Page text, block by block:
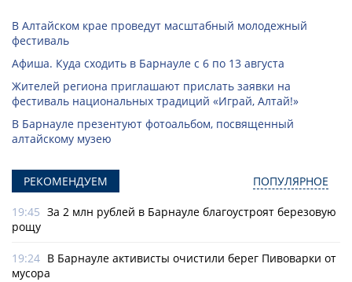
В Алтайском крае проведут масштабный молодежный
фестиваль
Афиша. Куда сходить в Барнауле с 6 по 13 августа
Жителей региона приглашают прислать заявки на
фестиваль национальных традиций «Играй, Алтай!»
В Барнауле презентуют фотоальбом, посвященный
алтайскому музею
РЕКОМЕНДУЕМ ПОПУЛЯРНОЕ
19:45 За 2 млн рублей в Барнауле благоустроят березовую
рощу
19:24 В Барнауле активисты очистили берег Пивоварки от
мусора